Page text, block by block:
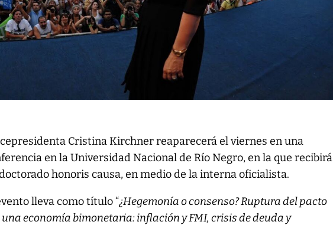
Cristina Kirchner reaparecerá el viernes en una
en la Universidad Nacional de Río Negro, en la que recibirá
honoris causa, en medio de la interna oficialista.
lleva como título “¿Hegemonía o consenso? Ruptura del pacto
economía bimonetaria: inflación y FMI, crisis de deuda y